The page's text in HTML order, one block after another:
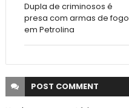
Dupla de criminosos é
presa com armas de fogo
em Petrolina
POST COMMENT